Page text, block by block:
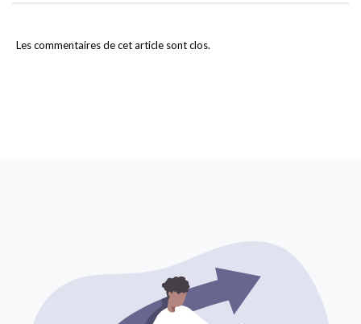
Les commentaires de cet article sont clos.